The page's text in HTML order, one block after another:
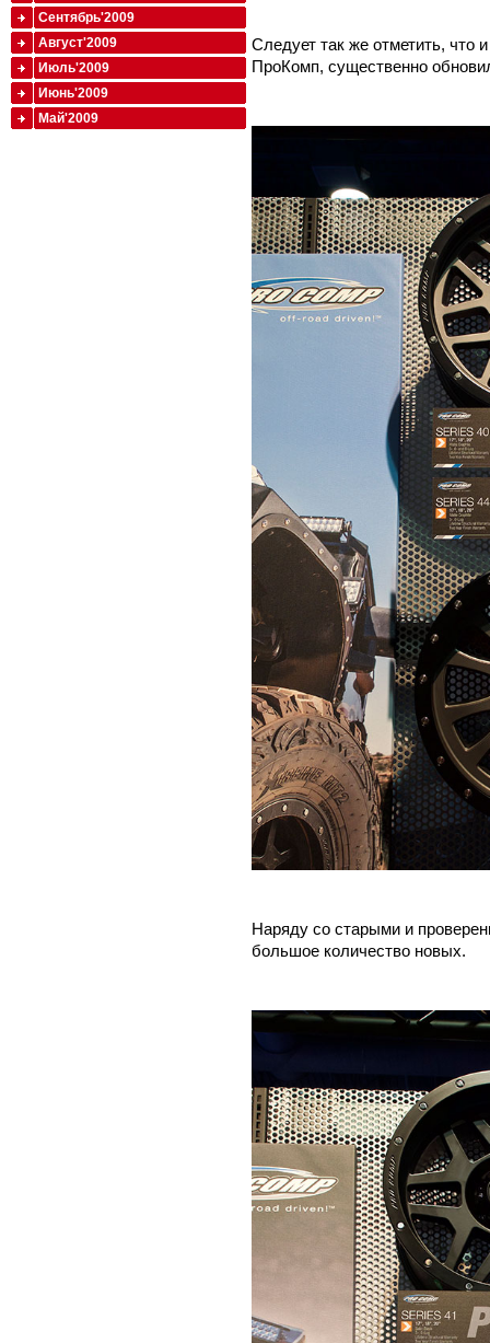
Следует так же отметить, что
ПроКомп, существенно
Наряду со старыми и
большое количество новых.
Сентябрь'2009
Август'2009
Июль'2009
Июнь'2009
Май'2009